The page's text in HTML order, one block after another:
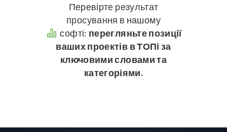
Перевірте результат
просування в нашому
софті: перегляньте позиції
ваших проектів в ТОПі за
ключовими словами та
категоріями.